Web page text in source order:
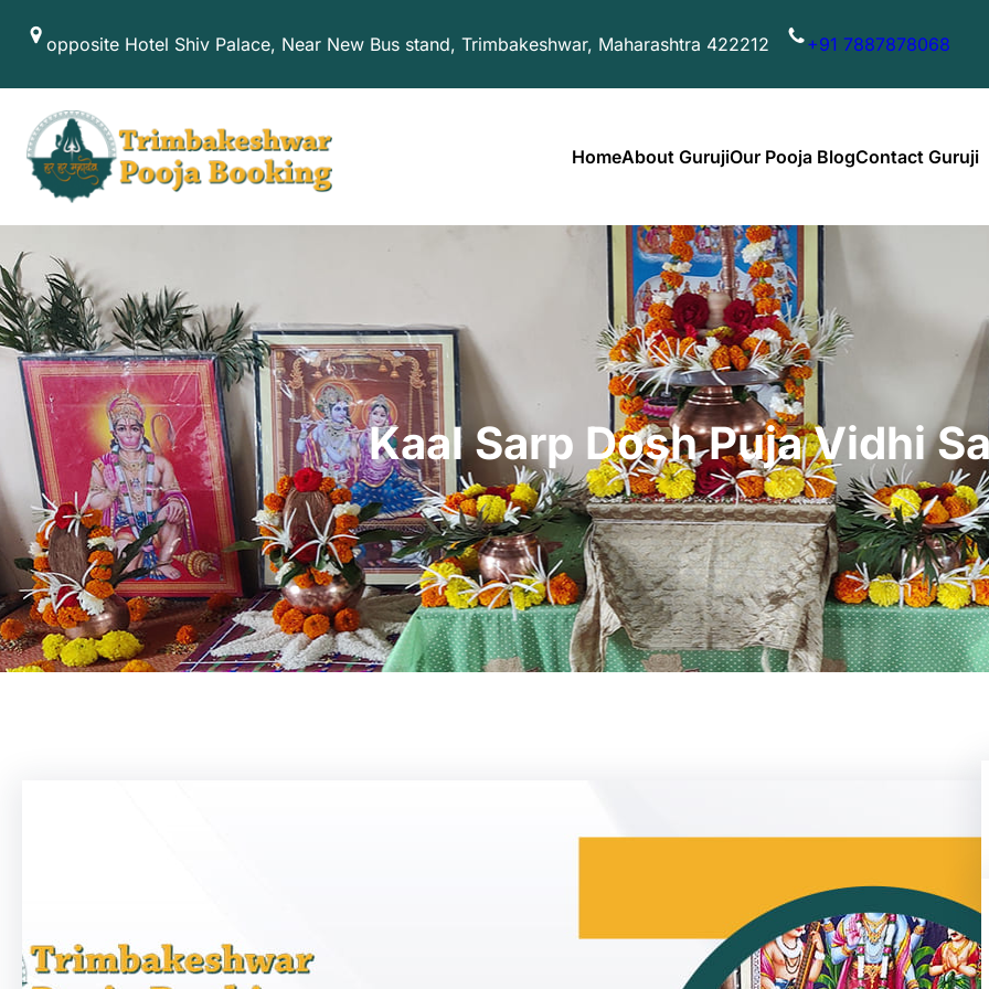
opposite Hotel Shiv Palace, Near New Bus stand, Trimbakeshwar, Maharashtra 422212 +91 7887878068
HomeAbout GurujiOur Pooja BlogContact Guruji
Kaal Sarp Dosh Puja Vidhi